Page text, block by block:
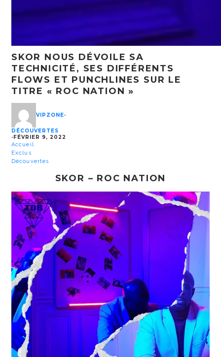
SKOR NOUS DÉVOILE SA
TECHNICITÉ, SES DIFFÉRENTS
FLOWS ET PUNCHLINES SUR LE
TITRE « ROC NATION »
VIPZONE·
DÉCOUVERTES
· FÉVRIER 9, 2022
Accueil
Exclus
Découvertes
SKOR – ROC NATION